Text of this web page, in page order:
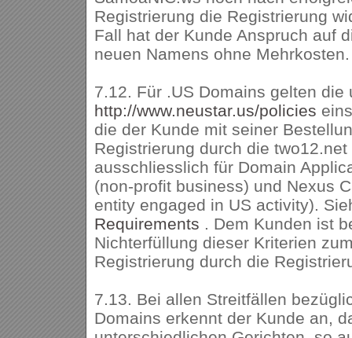
Registrierung die Registrierung
Fall hat der Kunde Anspruch auf
neuen Namens ohne Mehrkosten.
7.12. Für .US Domains gelten die
http://www.neustar.us/policies
die der Kunde mit seiner
Registrierung durch die
ausschliesslich für Domain
(non-profit business) und Nexus
entity engaged in US activity).
Requirements . Dem Kunden ist
Nichterfüllung dieser Kriterien
Registrierung durch die
7.13. Bei allen Streitfällen
Domains erkennt der Kunde an,